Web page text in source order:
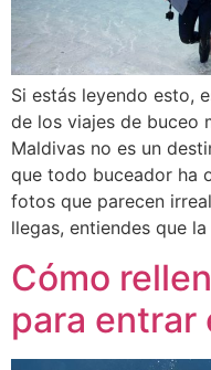
Si estás leyendo esto,
de los viajes de buceo
Maldivas no es un
que todo buceador ha
fotos que parecen
llegas, entiendes que
Cómo
para entrar